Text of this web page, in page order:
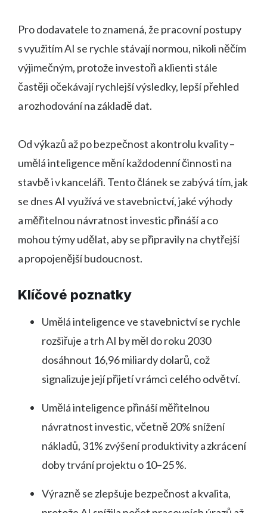
Pro dodavatele to znamená, že pracovní postupy
s využitím AI se rychle stávají normou, nikoli něčím
výjimečným, protože investoři a klienti stále
častěji očekávají rychlejší výsledky, lepší přehled
a rozhodování na základě dat.
Od výkazů až po bezpečnost a kontrolu kvality –
umělá inteligence mění každodenní činnosti na
stavbě i v kanceláři. Tento článek se zabývá tím, jak
se dnes AI využívá ve stavebnictví, jaké výhody
a měřitelnou návratnost investic přináší a co
mohou týmy udělat, aby se připravily na chytřejší
a propojenější budoucnost.
Klíčové poznatky
Umělá inteligence ve stavebnictví se rychle
rozšiřuje a trh AI by měl do roku 2030
dosáhnout 16,96 miliardy dolarů, což
signalizuje její přijetí v rámci celého odvětví.
Umělá inteligence přináší měřitelnou
návratnost investic, včetně 20% snížení
nákladů, 31% zvýšení produktivity a zkrácení
doby trvání projektu o 10–25 %.
Výrazně se zlepšuje bezpečnost a kvalita,